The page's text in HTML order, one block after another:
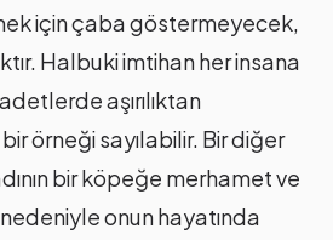
için çaba göstermeyecek,
Halbuki imtihan her insana
aşırılıktan
bir örneği sayılabilir. Bir diğer
bir köpeğe merhamet ve
onun hayatında